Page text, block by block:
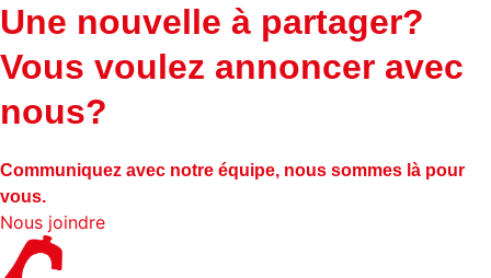
Une nouvelle à partager?
Vous voulez annoncer avec
nous?
Communiquez avec notre équipe, nous sommes là pour
vous.
Nous joindre